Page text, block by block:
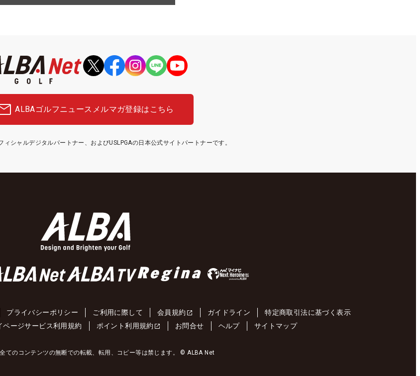
ALBAゴルフニュース メルマガ登録はこちら
ィシャルデジタルパートナー、およびUSLPGAの日本公式サイトパートナーです。
プライバシーポリシー ご利用に際して 会員規約 ガイドライン
特定商取引法に基づく表示
ページサービス利用規約 ポイント利用規約 お問合せ ヘルプ サイトマップ
てのコンテンツの無断での転載、転用、コピー等は禁じます。 © ALBA Net